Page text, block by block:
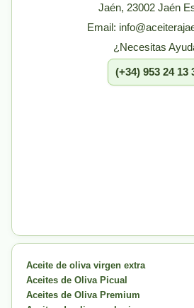
Jaén, 23002 Jaén
Email:
¿Necesitas
(+34) 953 24 13
Aceite de oliva virgen extra
Aceites de Oliva Picual
Aceites de Oliva Premium